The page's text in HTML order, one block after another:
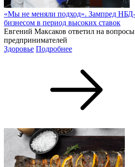
«Мы не меняли подход». Зампред НБД-
бизнесом в период высоких ставок
Евгений Максаков ответил на
предпринимателей
Здоровье Подробнее